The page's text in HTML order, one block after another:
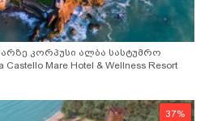
კორპუსი ალბა სასტუმრო
Mare Hotel & Wellness Resort
37%